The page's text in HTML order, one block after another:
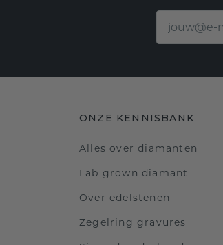
ONZE KENNISBANK
Alles over diamanten
Lab grown diamant
Over edelstenen
Zegelring gravures